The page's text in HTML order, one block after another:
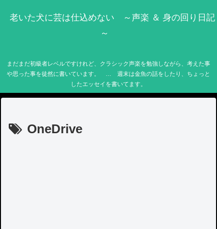
老いた犬に芸は仕込めない ～声楽 ＆ 身の回り日記
～
まだまだ初級者レベルですけれど、クラシック声楽を勉強しながら、考えた事
や思った事を徒然に書いています。 … 週末は金魚の話をしたり、ちょっと
したエッセイを書いてます。
OneDrive